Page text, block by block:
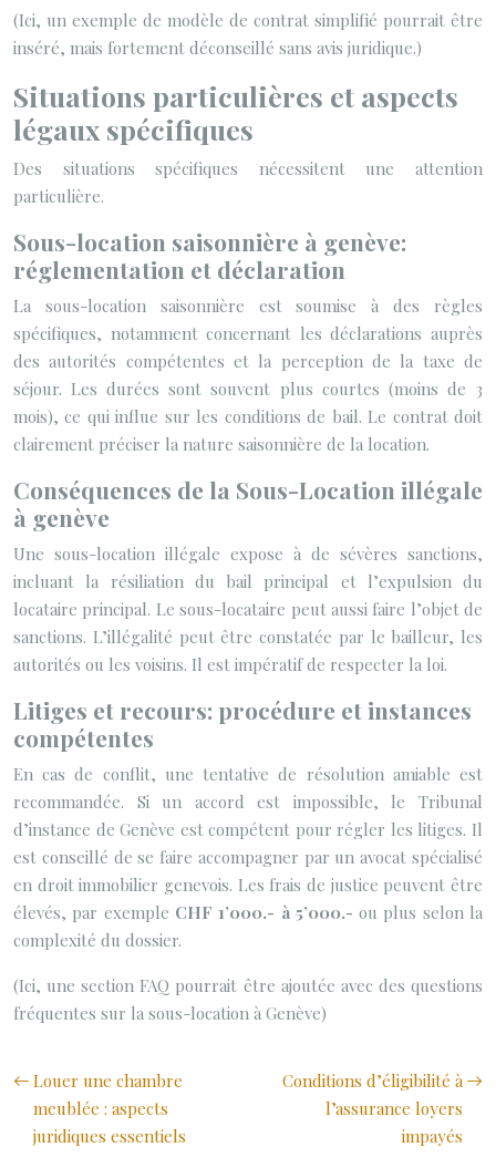
(Ici, un exemple de modèle de contrat simplifié pourrait être
inséré, mais fortement déconseillé sans avis juridique.)
Situations particulières et aspects
légaux spécifiques
Des situations spécifiques nécessitent une attention
particulière.
Sous-location saisonnière à genève:
réglementation et déclaration
La sous-location saisonnière est soumise à des règles
spécifiques, notamment concernant les déclarations auprès
des autorités compétentes et la perception de la taxe de
séjour. Les durées sont souvent plus courtes (moins de 3
mois), ce qui influe sur les conditions de bail. Le contrat doit
clairement préciser la nature saisonnière de la location.
Conséquences de la Sous-Location illégale
à genève
Une sous-location illégale expose à de sévères sanctions,
incluant la résiliation du bail principal et l’expulsion du
locataire principal. Le sous-locataire peut aussi faire l’objet de
sanctions. L’illégalité peut être constatée par le bailleur, les
autorités ou les voisins. Il est impératif de respecter la loi.
Litiges et recours: procédure et instances
compétentes
En cas de conflit, une tentative de résolution amiable est
recommandée. Si un accord est impossible, le Tribunal
d’instance de Genève est compétent pour régler les litiges. Il
est conseillé de se faire accompagner par un avocat spécialisé
en droit immobilier genevois. Les frais de justice peuvent être
élevés, par exemple CHF 1’000.- à 5’000.-ou plus selon la
complexité du dossier.
(Ici, une section FAQ pourrait être ajoutée avec des questions
fréquentes sur la sous-location à Genève)
Louer une chambre
meublée : aspects
juridiques essentiels
Conditions d’éligibilité à
l’assurance loyers
impayés